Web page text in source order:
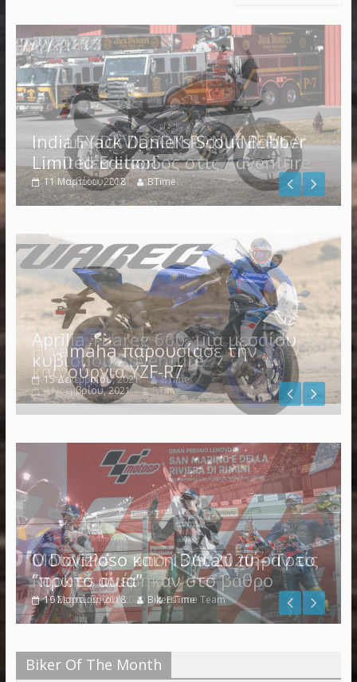
Indian Jack Daniel’s Scout Bobber
Limited Edition
11 Μαρτίου, 2018 BTime
Η Yamaha παρουσίασε την
καινούργια YZF-R7
4 Νοεμβρίου, 2021 BTime
Ο Dovizioso και η Ducati πήραν το
“πρώτο αίμα”
19 Μαρτίου, 2018 BikersTime Team
Biker Of The Month